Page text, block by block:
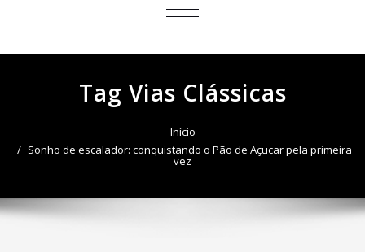
ALTERNAR
Tag Vias Clássicas
Início
Sonho de escalador: conquistando o Pão de Açucar pela primeira
vez